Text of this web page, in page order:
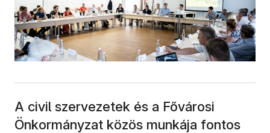
A civil szervezetek és a Fővárosi
Önkormányzat közös munkája fontos